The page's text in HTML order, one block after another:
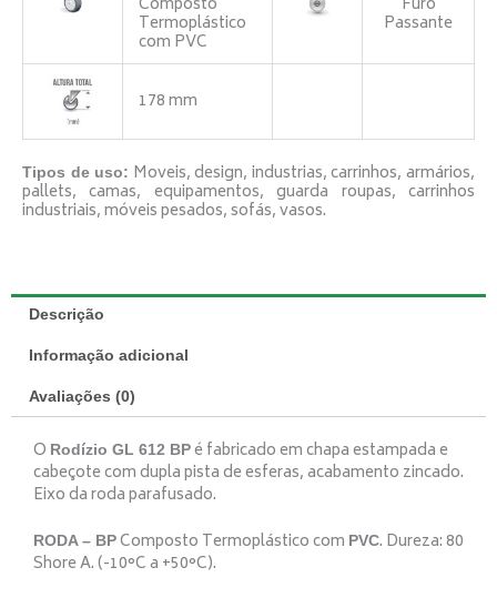
Composto
Termoplástico
com PVC
Furo
Passante
178 mm
Tipos de uso: Moveis, design, industrias, carrinhos, armários,
pallets, camas, equipamentos, guarda roupas, carrinhos
industriais, móveis pesados, sofás, vasos.
Descrição
Informação adicional
Avaliações (0)
O Rodízio GL 612 BP é fabricado em chapa estampada e
cabeçote com dupla pista de esferas, acabamento zincado.
Eixo da roda parafusado.
RODA – BP Composto Termoplástico com PVC. Dureza: 80
Shore A. (-10°C a +50°C).